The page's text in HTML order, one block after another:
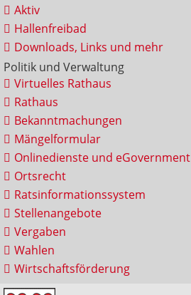
Aktiv
Hallenfreibad
Downloads, Links und mehr
Politik und Verwaltung
Virtuelles Rathaus
Rathaus
Bekanntmachungen
Mängelformular
Onlinedienste und eGovernment
Ortsrecht
Ratsinformationssystem
Stellenangebote
Vergaben
Wahlen
Wirtschaftsförderung